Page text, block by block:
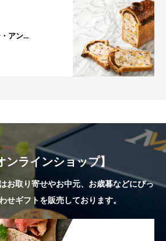
アン...
ンラインショップ】
お取り寄せやお中元、お歳暮などにぴっ
せギフトを販売しております。